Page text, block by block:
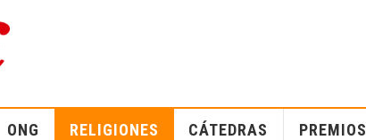
ONG RELIGIONES CÁTEDRAS PREMIOS